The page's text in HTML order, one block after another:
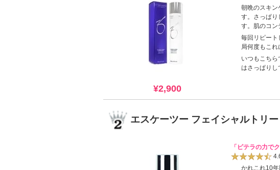
¥2,900
朝晩のスキン
す。さっぱり
す。肌のコン
毎回リピート
局何度もこれ
いつもこち
はさっぱりし
エスケーツー フェイシャルトリ
「ピテラの力で
かれこれ10